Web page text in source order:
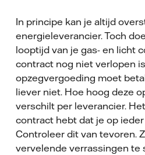
In principe kan je altijd
energieleverancier. Toch
looptijd van je gas- en licht
contract nog niet verlopen
opzegvergoeding moet
liever niet. Hoe hoog deze
verschilt per leverancier.
contract hebt dat je op
Controleer dit van tevoren.
vervelende verrassingen te